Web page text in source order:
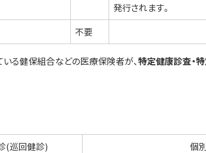
発行されます。
不要
る健保組合などの医療保険者が、特定健康診査・
(巡回健診)
個